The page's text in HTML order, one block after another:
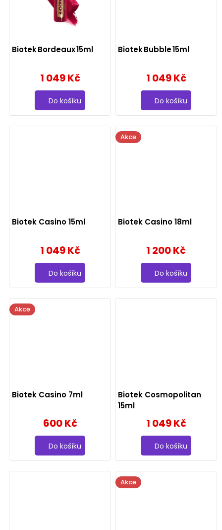
Biotek Bordeaux 15ml
1 049 Kč
Do košíku
Biotek Bubble 15ml
1 049 Kč
Do košíku
Biotek Casino 15ml
1 049 Kč
Do košíku
Akce
Biotek Casino 18ml
1 200 Kč
Do košíku
Akce
Biotek Casino 7ml
600 Kč
Do košíku
Biotek Cosmopolitan
15ml
1 049 Kč
Do košíku
Akce